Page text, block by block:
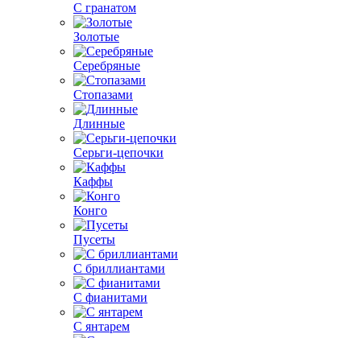
С гранатом
Золотые
Серебряные
Стопазами
Длинные
Серьги-цепочки
Каффы
Конго
Пусеты
С бриллиантами
С фианитами
С янтарем